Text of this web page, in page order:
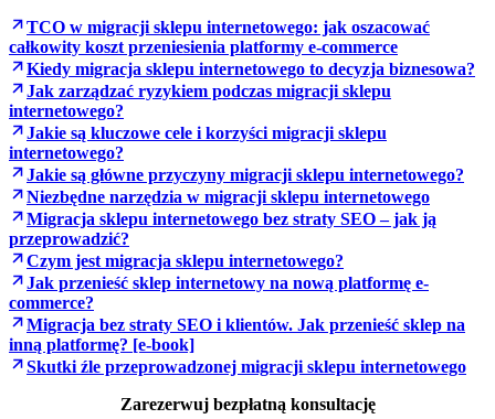
TCO w migracji sklepu internetowego: jak oszacować
całkowity koszt przeniesienia platformy e-commerce
Kiedy migracja sklepu internetowego to decyzja biznesowa?
Jak zarządzać ryzykiem podczas migracji sklepu
internetowego?
Jakie są kluczowe cele i korzyści migracji sklepu
internetowego?
Jakie są główne przyczyny migracji sklepu internetowego?
Niezbędne narzędzia w migracji sklepu internetowego
Migracja sklepu internetowego bez straty SEO – jak ją
przeprowadzić?
Czym jest migracja sklepu internetowego?
Jak przenieść sklep internetowy na nową platformę e-
commerce?
Migracja bez straty SEO i klientów. Jak przenieść sklep na
inną platformę? [e-book]
Skutki źle przeprowadzonej migracji sklepu internetowego
Zarezerwuj bezpłatną konsultację